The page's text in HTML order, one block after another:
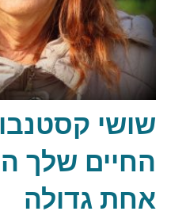
שושי
החיים שלך
אחת גדולה